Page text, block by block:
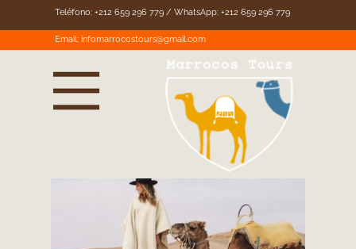
Teléfono: +212 659 296 779 / WhatsApp: +212 659 296 779
Email: infomarrocostours@gmail.com